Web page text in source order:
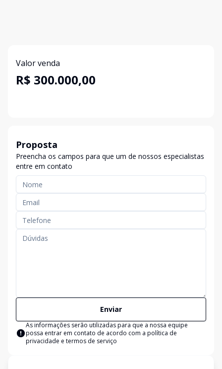
Valor venda
R$ 300.000,00
Proposta
Preencha os campos para que um de nossos especialistas
entre em contato
Enviar
As informações serão utilizadas para que a nossa equipe
possa entrar em contato de acordo com a política de
privacidade e termos de serviço